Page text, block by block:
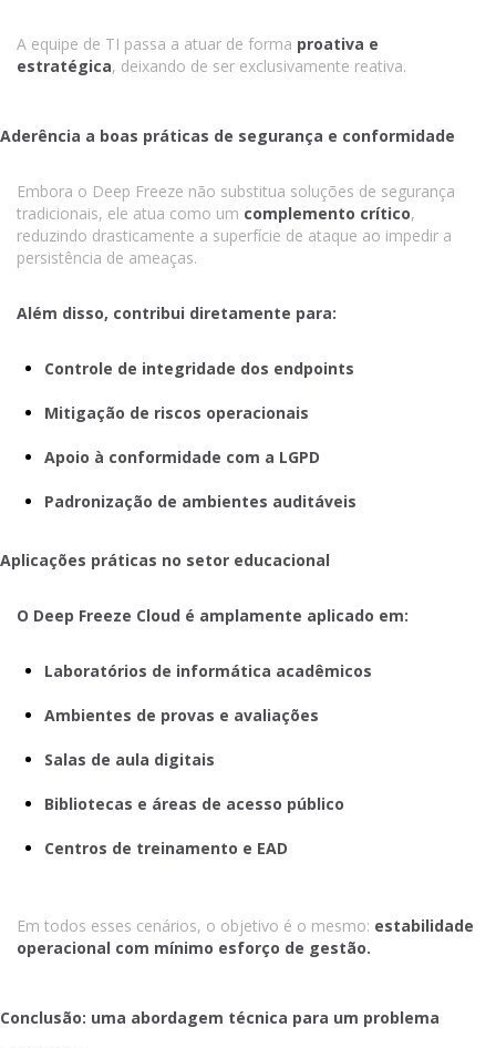
A equipe de TI passa a atuar de forma proativa e
estratégica, deixando de ser exclusivamente reativa.
Aderência a boas práticas de segurança e conformidade
Embora o Deep Freeze não substitua soluções de segurança
tradicionais, ele atua como um complemento crítico,
reduzindo drasticamente a superfície de ataque ao impedir a
persistência de ameaças.
Além disso, contribui diretamente para:
Controle de integridade dos endpoints
Mitigação de riscos operacionais
Apoio à conformidade com a LGPD
Padronização de ambientes auditáveis
Aplicações práticas no setor educacional
O Deep Freeze Cloud é amplamente aplicado em:
Laboratórios de informática acadêmicos
Ambientes de provas e avaliações
Salas de aula digitais
Bibliotecas e áreas de acesso público
Centros de treinamento e EAD
Em todos esses cenários, o objetivo é o mesmo: estabilidade
operacional com mínimo esforço de gestão.
Conclusão: uma abordagem técnica para um problema